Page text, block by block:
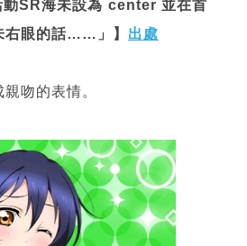
動SR海未設為 center 並在首
右眼的話……」】 出處
吻的表情。